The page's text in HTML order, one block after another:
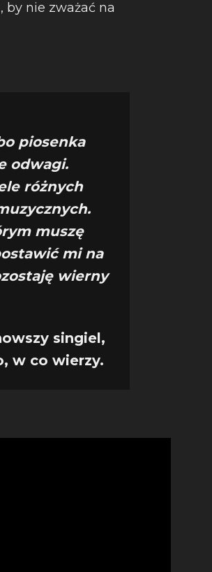
by nie zważać na
piosenka
odwagi.
różnych
muszę
mi na
wierny
singiel,
w co wierzy.